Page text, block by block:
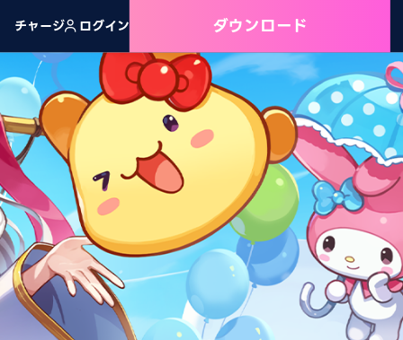
チャージ ログイン ダウンロード